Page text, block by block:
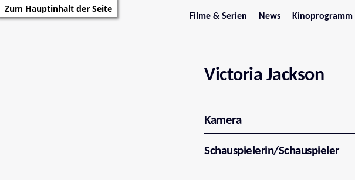
Zum Hauptinhalt der Seite
Filme & Serien
Trailer
Serienarchiv
News
Stars
Kinoprogramm
Jetzt im Kino
Oberösterreich
Tirol
Vorarlberg
Victoria Jackson
Kamera
Schauspielerin/Schauspieler